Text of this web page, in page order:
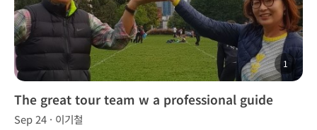
1
The great tour team w a professional guide
Sep 24 · 이기철